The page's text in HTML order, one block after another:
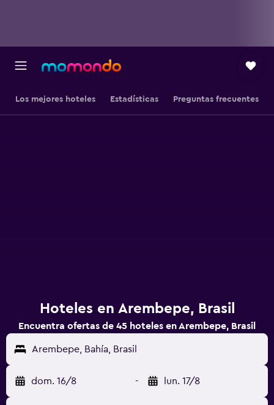
Los mejores hoteles Estadísticas Preguntas frecuentes
Hoteles en Arembepe, Brasil
Encuentra ofertas de 45 hoteles en Arembepe, Brasil
Arembepe, Bahía, Brasil
dom. 16/8 - lun. 17/8